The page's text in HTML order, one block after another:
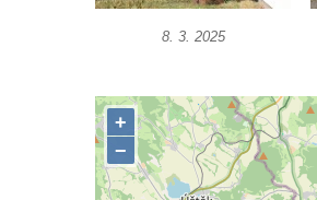
Socha Včela v ZOO Hluboká
Socha Housenka v ZOO
Socha Nosorožík v ZOO
8. 3. 2025